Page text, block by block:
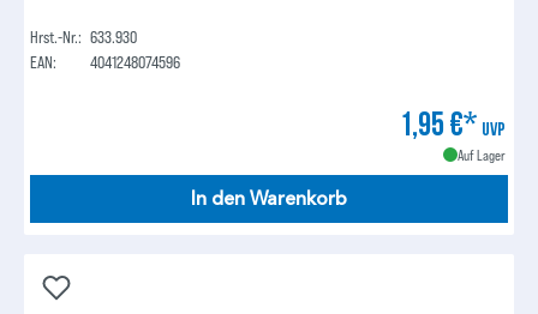
Hrst.-Nr.: 633.930
EAN:
4041248074596
1,95 €* UVP
Auf Lager
In den Warenkorb